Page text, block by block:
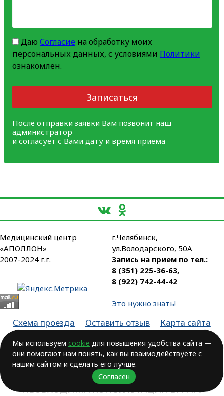
Даю Согласиена обработку моих
персональных данных, с условиями Политики
ознакомлен.
Записаться
После отправки заявки Вам позвонит наш
администратор
и согласует с Вами дату и время приема
Медицинский центр
«АПОЛЛОН»
2007-2024 г.г.
г.Челябинск,
ул.Володарского, 50А
Запись на прием по тел.:
8 (351) 225-36-63,
8 (922) 742-44-42
Это нужно знать!
Схема проезда Оставить отзыв
Карта сайта
Лицензия № ЛО-74-01-003806, от 14.10.2016, выдана Министерством
здравоохранения Челябинской области
ВОЗМОЖНЫ ПРОТИВОПОКАЗАНИЯ.
НЕОБХОДИМА КОНСУЛЬТАЦИЯ ВРАЧА!
Мы используем cookie для повышения удобства сайта —
они помогают нам понять, как вы взаимодействуете с
нашим сайтом и сделать его лучше.
Согласен